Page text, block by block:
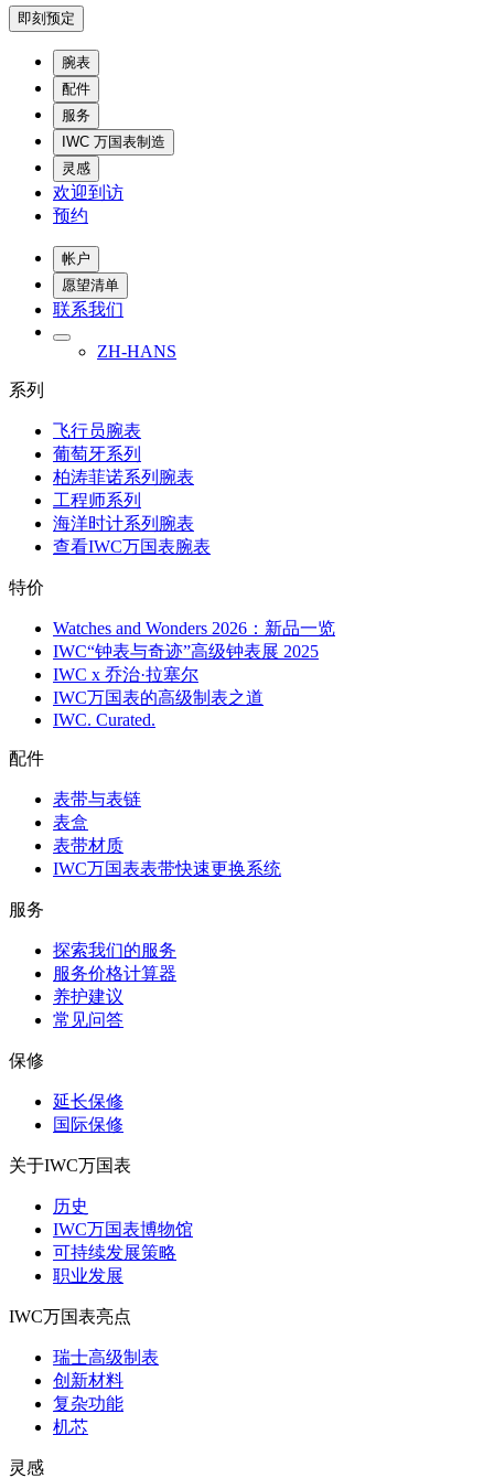
即刻预定
腕表
配件
服务
IWC 万国表制造
灵感
欢迎到访
预约
帐户
愿望清单
联系我们
ZH-HANS
系列
飞行员腕表
葡萄牙系列
柏涛菲诺系列腕表
工程师系列
海洋时计系列腕表
查看IWC万国表腕表
特价
Watches and Wonders 2026：新品一览
IWC“钟表与奇迹”高级钟表展 2025
IWC x 乔治·拉塞尔
IWC万国表的高级制表之道
IWC. Curated.
配件
表带与表链
表盒
表带材质
IWC万国表表带快速更换系统
服务
探索我们的服务
服务价格计算器
养护建议
常见问答
保修
延长保修
国际保修
关于IWC万国表
历史
IWC万国表博物馆
可持续发展策略
职业发展
IWC万国表亮点
瑞士高级制表
创新材料
复杂功能
机芯
灵感